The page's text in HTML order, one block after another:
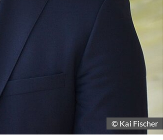
© Kai Fischer